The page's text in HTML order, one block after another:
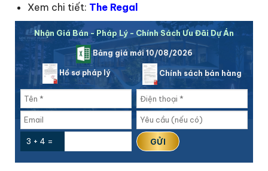
Xem chi tiết: The Regal
Nhận Giá Bán - Pháp Lý - Chính Sách Ưu Đãi Dự Án
Bảng giá mới 10/08/2026
Hồ sơ pháp lý Chính sách bán hàng
3 + 4 =